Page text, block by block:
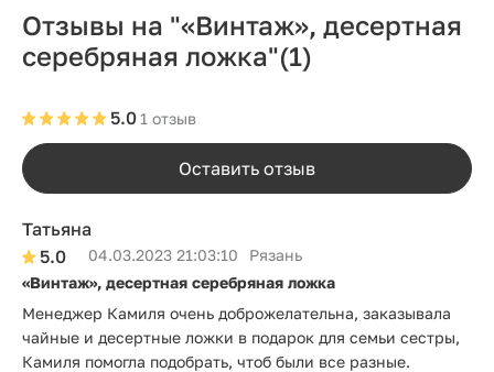
Отзывы на "«Винтаж», десертная
серебряная ложка"(1)
1 отзыв
5.0
Оставить отзыв
Татьяна
5.0
04.03.2023 21:03:10
Рязань
«Винтаж», десертная серебряная ложка
Менеджер Камиля очень доброжелательна, заказывала
чайные и десертные ложки в подарок для семьи сестры,
Камиля помогла подобрать, чтоб были все разные.